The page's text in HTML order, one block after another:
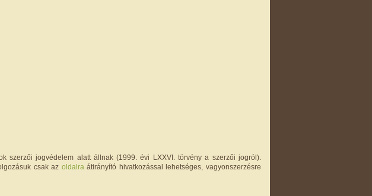
szerzői jogvédelem alatt állnak (1999. évi LXXVI. törvény a szerzői jogról).
csak az oldalraátirányító hivatkozással lehetséges, vagyonszerzésre